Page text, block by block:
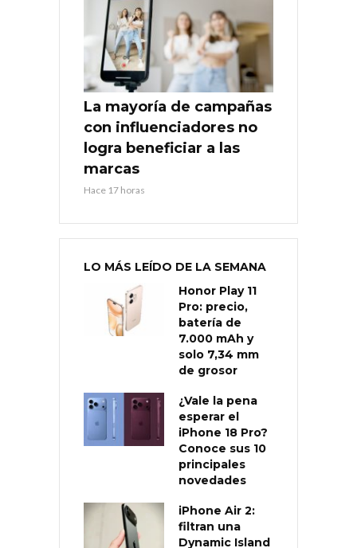
La mayoría de campañas
con influenciadores no
logra beneficiar a las
marcas
Hace 17 horas
LO MÁS LEÍDO DE LA SEMANA
Honor Play 11
Pro: precio,
batería de
7.000 mAh y
solo 7,34 mm
de grosor
¿Vale la pena
esperar el
iPhone 18 Pro?
Conoce sus 10
principales
novedades
iPhone Air 2:
filtran una
Dynamic Island